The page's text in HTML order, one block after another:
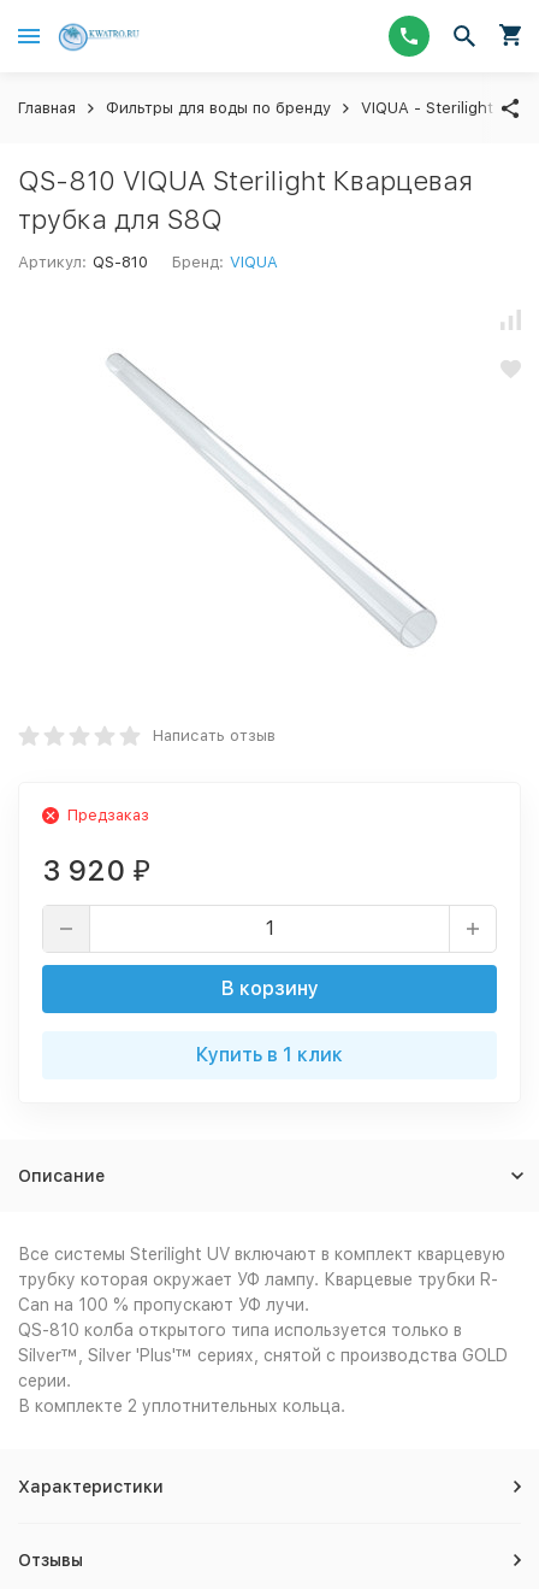
Главная Фильтры для воды по бренду VIQUA - Sterilight
QS-810 VIQUA Sterilight Кварцевая
трубка для S8Q
Артикул: QS-810 Бренд: VIQUA
Написать отзыв
Предзаказ
3 920 ₽
В корзину
Купить в 1 клик
Описание
Все системы Sterilight UV включают в комплект кварцевую
трубку которая окружает УФ лампу. Кварцевые трубки R-
Can на 100 % пропускают УФ лучи.
QS-810 колба открытого типа используется только в
Silver™, Silver 'Plus'™ сериях, снятой с производства GOLD
серии.
В комплекте 2 уплотнительных кольца.
Характеристики
Отзывы